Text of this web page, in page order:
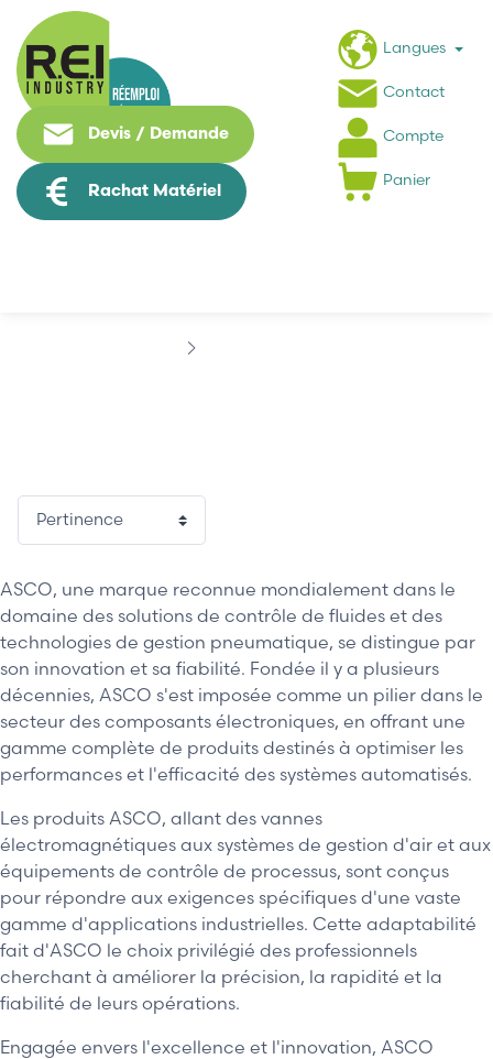
Devis / Demande
Rachat Matériel
Langues
Contact
Compte
Panier
ASCO, une marque reconnue mondialement dans le
domaine des solutions de contrôle de fluides et des
technologies de gestion pneumatique, se distingue par
son innovation et sa fiabilité. Fondée il y a plusieurs
décennies, ASCO s'est imposée comme un pilier dans le
secteur des composants électroniques, en offrant une
gamme complète de produits destinés à optimiser les
performances et l'efficacité des systèmes automatisés.
Les produits ASCO, allant des vannes
électromagnétiques aux systèmes de gestion d'air et aux
équipements de contrôle de processus, sont conçus
pour répondre aux exigences spécifiques d'une vaste
gamme d'applications industrielles. Cette adaptabilité
fait d'ASCO le choix privilégié des professionnels
cherchant à améliorer la précision, la rapidité et la
fiabilité de leurs opérations.
Engagée envers l'excellence et l'innovation, ASCO